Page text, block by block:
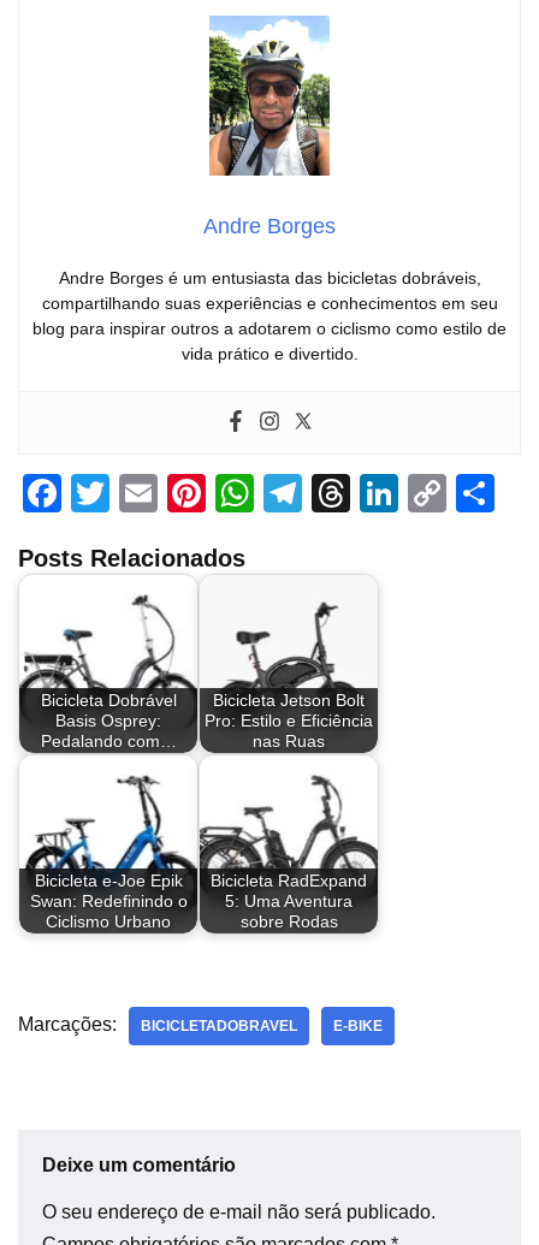
Andre Borges
Andre Borges é um entusiasta das bicicletas dobráveis,
compartilhando suas experiências e conhecimentos em seu
blog para inspirar outros a adotarem o ciclismo como estilo de
vida prático e divertido.
F
c
b
o
o
k
T
tt
er
E
ail
Pi
er
W
at
A
p
p
T
e
gr
a
m
T
e
s
Li
C
Posts Relacionados
Bicicleta Dobrável
Basis Osprey:
Pedalando com…
Bicicleta Jetson Bolt
Pro: Estilo e Eficiência
nas Ruas
Bicicleta e-Joe Epik
Swan: Redefinindo o
Ciclismo Urbano
Bicicleta RadExpand
5: Uma Aventura
sobre Rodas
Marcações: BICICLETADOBRAVEL E-BIKE
Deixe um comentário
O seu endereço de e-mail não será publicado.